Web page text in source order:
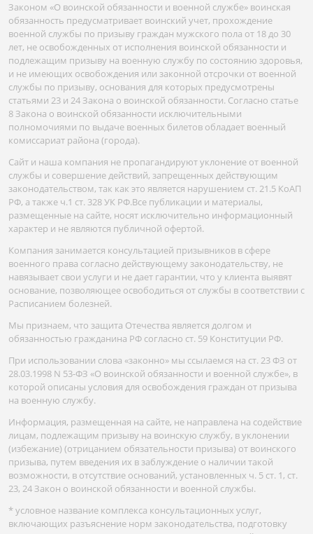
Законом «О воинской обязанности и военной службе» воинская
обязанность предусматривает воинский учет, прохождение
военной службы по призыву граждан мужского пола от 18 до 30
лет, не освобожденных от исполнения воинской обязанности и
подлежащим призыву на военную службу по состоянию здоровья,
и не имеющих освобождения или законной отсрочки от военной
службы по призыву, основания для которых предусмотрены
статьями 23 и 24 Закона о воинской обязанности. Согласно статье
8 Закона о воинской обязанности исключительными
полномочиями по выдаче военных билетов обладает военный
комиссариат района (города).
Сайт и наша компания не пропагандируют уклонение от военной
службы и совершение действий, запрещенных действующим
законодательством, так как это является нарушением ст. 21.5 КоАП
РФ, а также ч.1 ст. 328 УК РФ.Все публикации и материалы,
размещенные на сайте, носят исключительно информационный
характер и не являются публичной офертой.
Компания занимается консультацией призывников в сфере
военного права согласно действующему законодательству, не
навязывает свои услуги и не дает гарантии, что у клиента выявят
основание, позволяющее освободиться от службы в соответствии с
Расписанием болезней.
Мы признаем, что защита Отечества является долгом и
обязанностью гражданина РФ согласно ст. 59 Конституции РФ.
При использовании слова «законно» мы ссылаемся на ст. 23 ФЗ от
28.03.1998 N 53-ФЗ «О воинской обязанности и военной службе», в
которой описаны условия для освобождения граждан от призыва
на военную службу.
Информация, размещенная на сайте, не направлена на содействие
лицам, подлежащим призыву на воинскую службу, в уклонении
(избежание) (отрицанием обязательности призыва) от воинского
призыва, путем введения их в заблуждение о наличии такой
возможности, в отсутствие оснований, установленных ч. 5 ст. 1, ст.
23, 24 Закон о воинской обязанности и военной службы.
* условное название комплекса консультационных услуг,
включающих разъяснение норм законодательства, подготовку